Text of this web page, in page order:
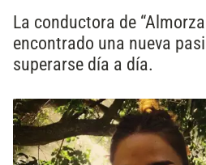
La conductora de
encontrado una nueva
superarse día a día.